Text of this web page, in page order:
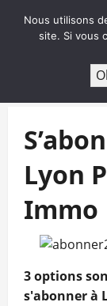
Lyon
Immo
3 options
s'abonner à
Nous utilisons
site. Si vous